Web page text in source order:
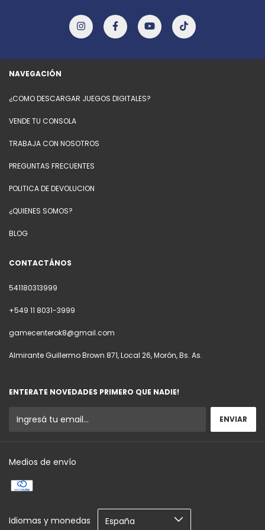
NAVEGACIÓN
¿COMO DESCARGAR JUEGOS DIGITALES?
VENDE TU CONSOLA
TRABAJA CON NOSOTROS
PREGUNTAS FRECUENTES
POLITICA DE DEVOLUCION
¿QUIENES SOMOS?
BLOG
CONTACTÁNOS
541180313999
+549 11 8031-3999
gamecenterok8@gmail.com
Almirante Guillermo Brown 871, Local 26, Morón, Bs. As.
ENTERATE NOVEDADES PRIMERO QUE NADIE!
Medios de envío
Idiomas y monedas